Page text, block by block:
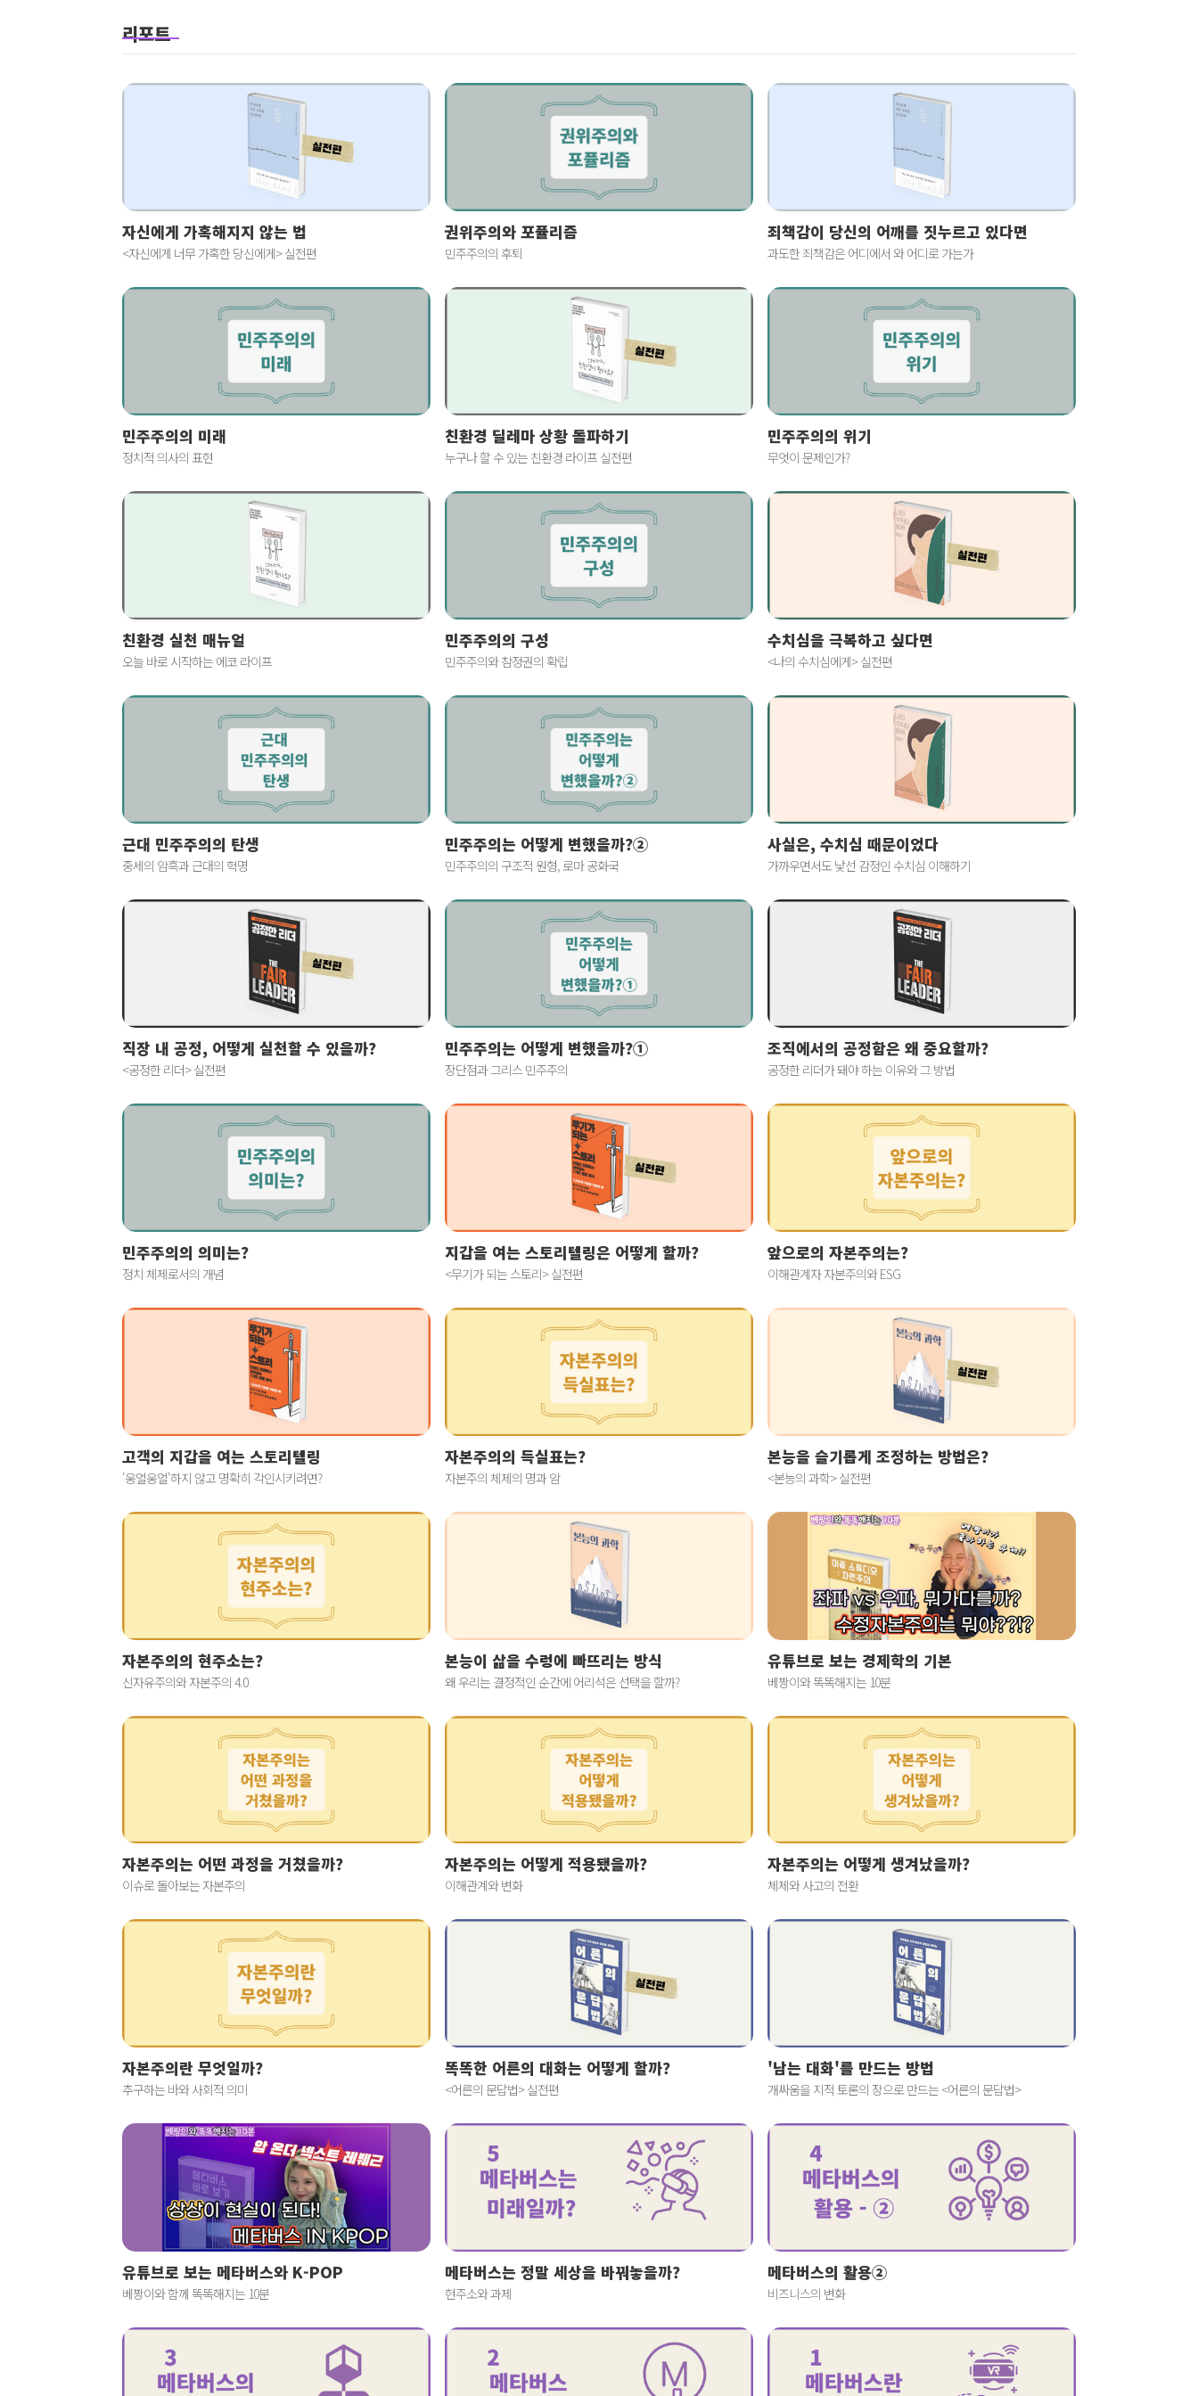
리포트
자신에게 가혹해지지 않는 법
<자신에게 너무 가혹한 당신에게> 실전편
권위주의와 포퓰리즘
민주주의의 후퇴
죄책감이 당신의 어깨를 짓누르고 있다면
과도한 죄책감은 어디에서 와 어디로 가는가
민주주의의 미래
정치적 의사의 표현
친환경 딜레마 상황 돌파하기
누구나 할 수 있는 친환경 라이프 실전편
민주주의의 위기
무엇이 문제인가?
친환경 실천 매뉴얼
오늘 바로 시작하는 에코 라이프
민주주의의 구성
민주주의와 참정권의 확립
수치심을 극복하고 싶다면
<나의 수치심에게> 실전편
근대 민주주의의 탄생
중세의 암흑과 근대의 혁명
민주주의는 어떻게 변했을까?②
민주주의의 구조적 원형, 로마 공화국
사실은, 수치심 때문이었다
가까우면서도 낯선 감정인 수치심 이해하기
직장 내 공정, 어떻게 실천할 수 있을까?
<공정한 리더> 실전편
민주주의는 어떻게 변했을까?①
장단점과 그리스 민주주의
조직에서의 공정함은 왜 중요할까?
공정한 리더가 돼야 하는 이유와 그 방법
민주주의의 의미는?
정치 체제로서의 개념
지갑을 여는 스토리텔링은 어떻게 할까?
<무기가 되는 스토리> 실전편
앞으로의 자본주의는?
이해관계자 자본주의와 ESG
고객의 지갑을 여는 스토리텔링
'웅얼웅얼'하지 않고 명확히 각인시키려면?
자본주의의 득실표는?
자본주의 체제의 명과 암
본능을 슬기롭게 조정하는 방법은?
<본능의 과학> 실전편
자본주의의 현주소는?
신자유주의와 자본주의 4.0
본능이 삶을 수렁에 빠뜨리는 방식
왜 우리는 결정적인 순간에 어리석은 선택을 할까?
유튜브로 보는 경제학의 기본
베짱이와 똑똑해지는 10분
자본주의는 어떤 과정을 거쳤을까?
이슈로 돌아보는 자본주의
자본주의는 어떻게 적용됐을까?
이해관계와 변화
자본주의는 어떻게 생겨났을까?
체제와 사고의 전환
자본주의란 무엇일까?
추구하는 바와 사회적 의미
똑똑한 어른의 대화는 어떻게 할까?
<어른의 문답법> 실전편
'남는 대화'를 만드는 방법
개싸움을 지적 토론의 장으로 만드는 <어른의 문답법>
유튜브로 보는 메타버스와 K-POP
베짱이와 함께 똑똑해지는 10분
메타버스는 정말 세상을 바꿔놓을까?
현주소와 과제
메타버스의 활용②
비즈니스의 변화